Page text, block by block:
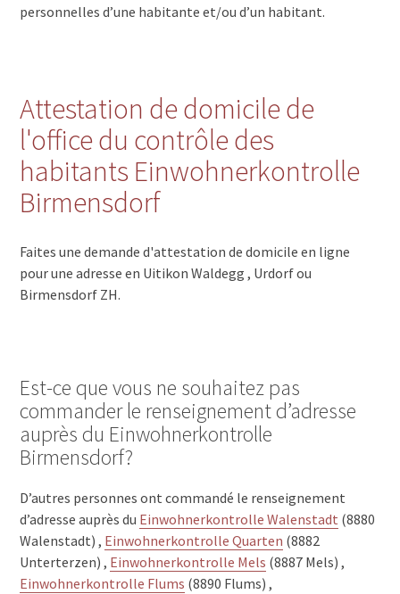
personnelles d’une habitante et/ou d’un habitant.
Attestation de domicile de
l'office du contrôle des
habitants Einwohnerkontrolle
Birmensdorf
Faites une demande d'attestation de domicile en ligne
pour une adresse en Uitikon Waldegg , Urdorf ou
Birmensdorf ZH.
Est-ce que vous ne souhaitez pas
commander le renseignement d’adresse
auprès du Einwohnerkontrolle
Birmensdorf?
D’autres personnes ont commandé le renseignement
d’adresse auprès du Einwohnerkontrolle Walenstadt (8880
Walenstadt) , Einwohnerkontrolle Quarten (8882
Unterterzen) , Einwohnerkontrolle Mels (8887 Mels) ,
Einwohnerkontrolle Flums (8890 Flums) ,